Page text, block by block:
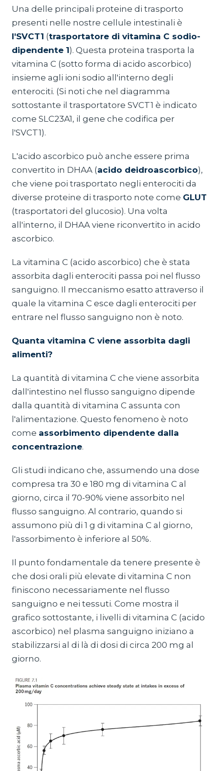
Una delle principali proteine di trasporto
presenti nelle nostre cellule intestinali è
l'SVCT1 (trasportatore di vitamina C sodio-
dipendente 1). Questa proteina trasporta la
vitamina C (sotto forma di acido ascorbico)
insieme agli ioni sodio all'interno degli
enterociti. (Si noti che nel diagramma
sottostante il trasportatore SVCT1 è indicato
come SLC23A1, il gene che codifica per
l'SVCT1).
L'acido ascorbico può anche essere prima
convertito in DHAA (acido deidroascorbico),
che viene poi trasportato negli enterociti da
diverse proteine di trasporto note come GLUT
(trasportatori del glucosio). Una volta
all'interno, il DHAA viene riconvertito in acido
ascorbico.
La vitamina C (acido ascorbico) che è stata
assorbita dagli enterociti passa poi nel flusso
sanguigno. Il meccanismo esatto attraverso il
quale la vitamina C esce dagli enterociti per
entrare nel flusso sanguigno non è noto.
Quanta vitamina C viene assorbita dagli
alimenti?
La quantità di vitamina C che viene assorbita
dall'intestino nel flusso sanguigno dipende
dalla quantità di vitamina C assunta con
l'alimentazione. Questo fenomeno è noto
come assorbimento dipendente dalla
concentrazione.
Gli studi indicano che, assumendo una dose
compresa tra 30 e 180 mg di vitamina C al
giorno, circa il 70-90% viene assorbito nel
flusso sanguigno. Al contrario, quando si
assumono più di 1 g di vitamina C al giorno,
l'assorbimento è inferiore al 50%.
Il punto fondamentale da tenere presente è
che dosi orali più elevate di vitamina C non
finiscono necessariamente nel flusso
sanguigno e nei tessuti. Come mostra il
grafico sottostante, i livelli di vitamina C (acido
ascorbico) nel plasma sanguigno iniziano a
stabilizzarsi al di là di dosi di circa 200 mg al
giorno.